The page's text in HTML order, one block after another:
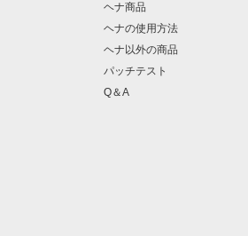
ヘナ商品
ヘナの使用方法
ヘナ以外の商品
パッチテスト
Q＆A